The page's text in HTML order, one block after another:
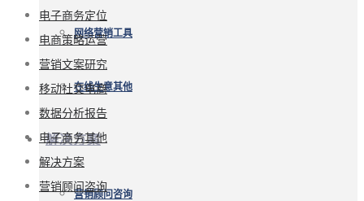
网络营销工具
在线生意其他
解决方案
营销顾问咨询
电子商务定位
电商策略运营
营销文案研究
移动社交电商
数据分析报告
电子商务其他
解决方案
营销顾问咨询